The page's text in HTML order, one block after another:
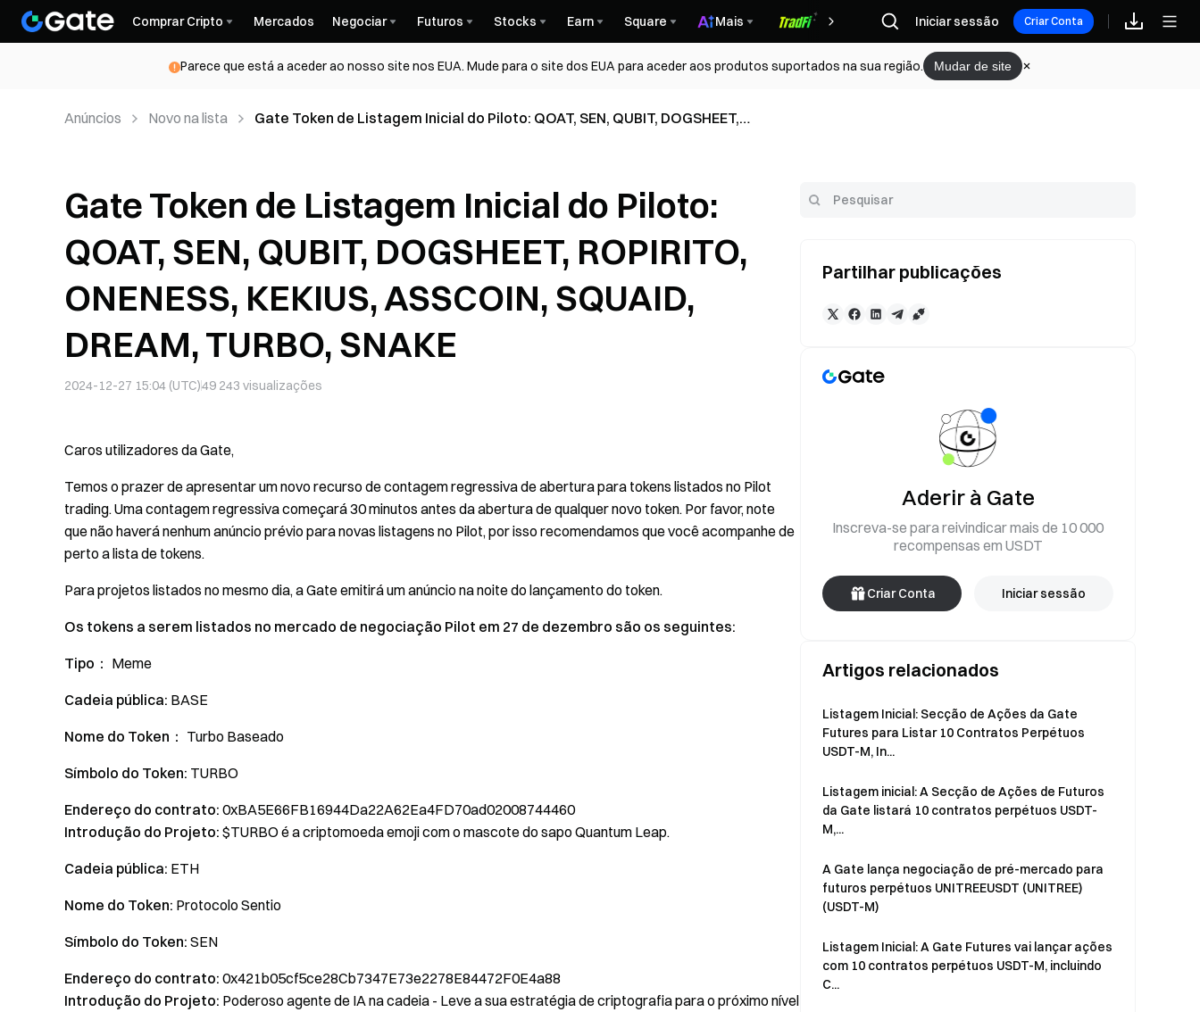
Comprar Cripto Mercados Negociar Futuros Stocks Earn Square Mais Recompensas
Iniciar sessão Criar Conta
Parece que está a aceder ao nosso site nos EUA. Mude para o site dos EUA para aceder aos produtos suportados na sua região. Mudar de site
Anúncios Novo na lista
Gate Token de Listagem Inicial do Piloto: QOAT, SEN, QUBIT, DOGSHEET,
Gate Token de Listagem Inicial do Piloto:
QOAT, SEN, QUBIT, DOGSHEET, ROPIRITO,
ONENESS, KEKIUS, ASSCOIN, SQUAID,
DREAM, TURBO, SNAKE
2024-12-27 15:04 (UTC)49 243 visualizações
Caros utilizadores da Gate,
Temos o prazer de apresentar um novo recurso de contagem regressiva de abertura para tokens listados no Pilot
trading. Uma contagem regressiva começará 30 minutos antes da abertura de qualquer novo token. Por favor, note
que não haverá nenhum anúncio prévio para novas listagens no Pilot, por isso recomendamos que você acompanhe de
perto a lista de tokens.
Para projetos listados no mesmo dia, a Gate emitirá um anúncio na noite do lançamento do token.
Os tokens a serem listados no mercado de negociação Pilot em 27 de dezembro são os seguintes:
Tipo： Meme
Cadeia pública: BASE
Nome do Token： Turbo Baseado
Símbolo do Token: TURBO
Endereço do contrato: 0xBA5E66FB16944Da22A62Ea4FD70ad02008744460
Introdução do Projeto: $TURBO é a criptomoeda emoji com o mascote do sapo Quantum Leap.
Cadeia pública: ETH
Nome do Token: Protocolo Sentio
Símbolo do Token: SEN
Endereço do contrato: 0x421b05cf5ce28Cb7347E73e2278E84472F0E4a88
Introdução do Projeto: Poderoso agente de IA na cadeia - Leve a sua estratégia de criptografia para o próximo nível
Partilhar publicações
Aderir à Gate
Inscreva-se para reivindicar mais de 10 000
recompensas em USDT
Criar Conta Iniciar sessão
Artigos relacionados
Listagem Inicial: Secção de Ações da Gate
Futures para Listar 10 Contratos Perpétuos
USDT-M, In...
Listagem inicial: A Secção de Ações de Futuros
da Gate listará 10 contratos perpétuos USDT-
M,...
A Gate lança negociação de pré-mercado para
futuros perpétuos UNITREEUSDT (UNITREE)
(USDT-M)
Listagem Inicial: A Gate Futures vai lançar ações
com 10 contratos perpétuos USDT-M, incluindo
C...